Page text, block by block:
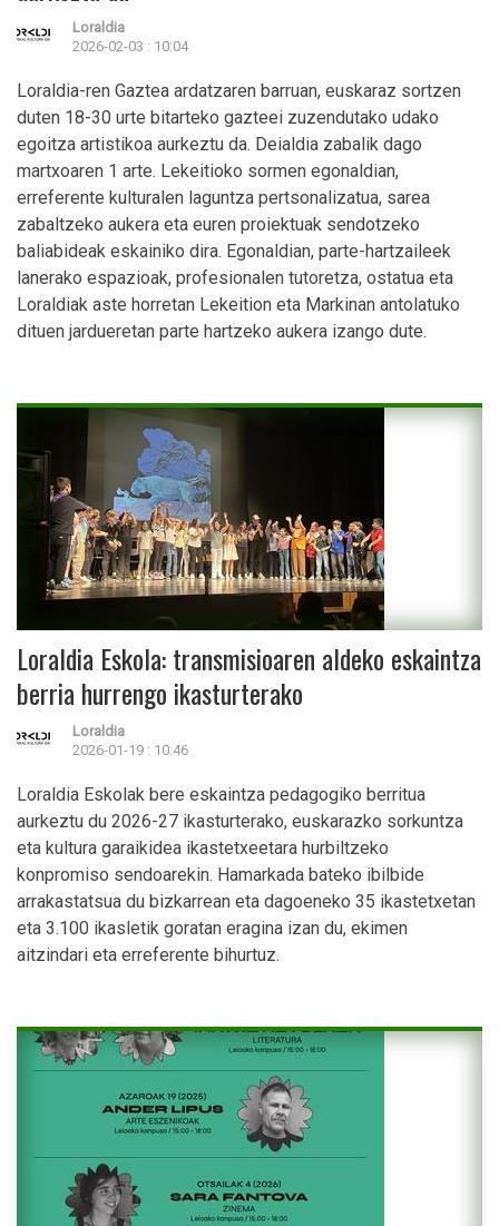
Loraldia
2026-02-03 : 10:04
Loraldia-ren Gaztea ardatzaren barruan, euskaraz sortzen
duten 18-30 urte bitarteko gazteei zuzendutako udako
egoitza artistikoa aurkeztu da. Deialdia zabalik dago
martxoaren 1 arte. Lekeitioko sormen egonaldian,
erreferente kulturalen laguntza pertsonalizatua, sarea
zabaltzeko aukera eta euren proiektuak sendotzeko
baliabideak eskainiko dira. Egonaldian, parte-hartzaileek
lanerako espazioak, profesionalen tutoretza, ostatua eta
Loraldiak aste horretan Lekeition eta Markinan antolatuko
dituen jardueretan parte hartzeko aukera izango dute.
Loraldia Eskola: transmisioaren aldeko eskaintza
berria hurrengo ikasturterako
Loraldia
2026-01-19 : 10:46
Loraldia Eskolak bere eskaintza pedagogiko berritua
aurkeztu du 2026-27 ikasturterako, euskarazko sorkuntza
eta kultura garaikidea ikastetxeetara hurbiltzeko
konpromiso sendoarekin. Hamarkada bateko ibilbide
arrakastatsua du bizkarrean eta dagoeneko 35 ikastetxetan
eta 3.100 ikasletik goratan eragina izan du, ekimen
aitzindari eta erreferente bihurtuz.